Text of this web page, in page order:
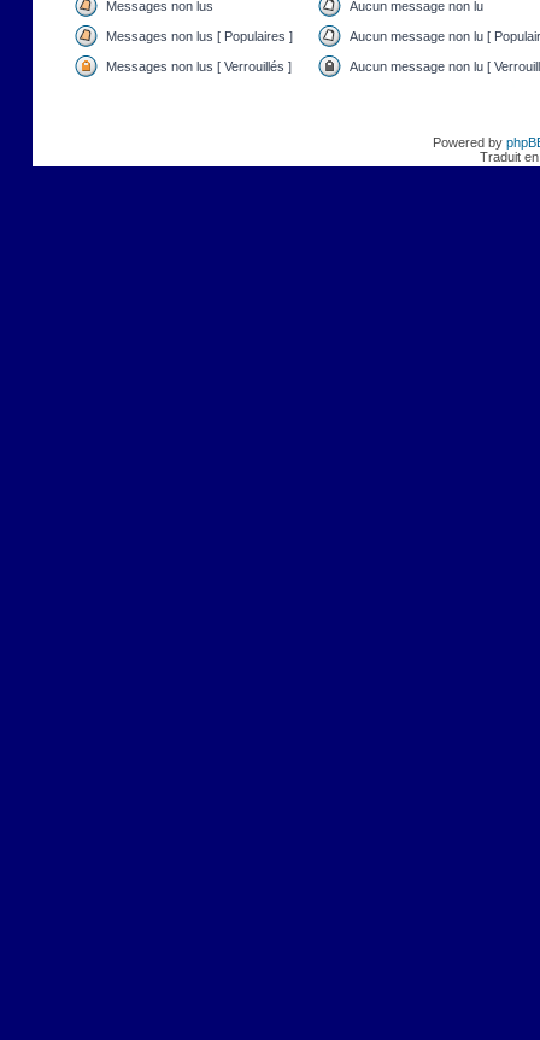
Messages non lus Aucun message non lu
Messages non lus [ Populaires ] Aucun message non lu [
Messages non lus [ Verrouillés ] Aucun message non lu [
Powered by
Traduit